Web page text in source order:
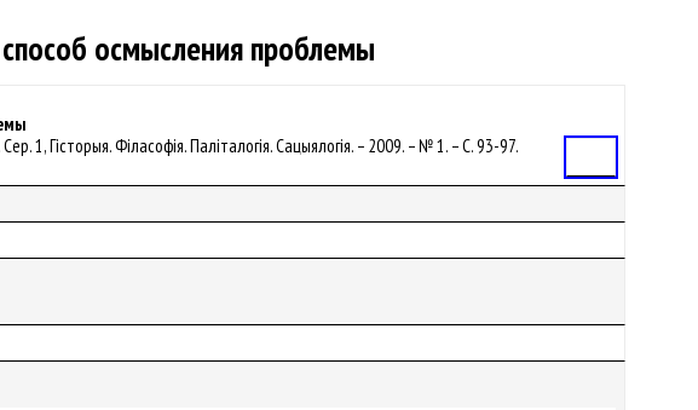
осмысления проблемы
1, Гісторыя. Філасофія. Паліталогія. Сацыялогія. – 2009. – № 1. – С. 93-97.